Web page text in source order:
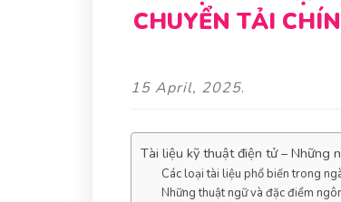
CHUYỂN TẢI
15 April, 2025.
Tài liệu kỹ thuật điện tử – Những
Các loại tài liệu phổ biến trong
Những thuật ngữ và đặc điểm